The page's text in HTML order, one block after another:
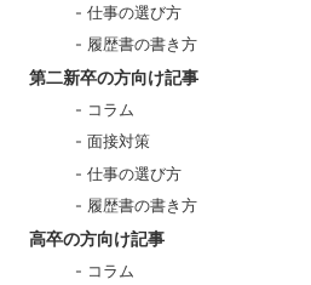
仕事の選び方
履歴書の書き方
第二新卒の方向け記事
コラム
面接対策
仕事の選び方
履歴書の書き方
高卒の方向け記事
コラム